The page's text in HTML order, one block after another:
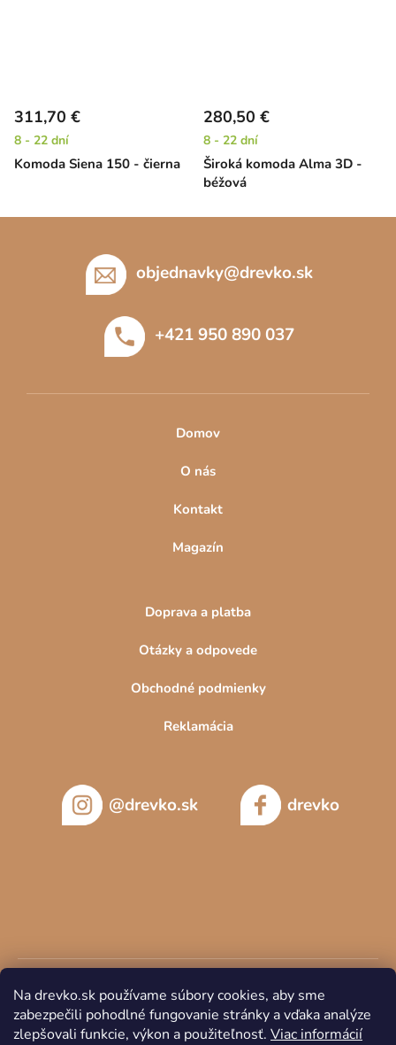
Na drevko.sk používame súbory cookies, aby sme
zabezpečili pohodlné fungovanie stránky a vďaka analýze
zlepšovali funkcie, výkon a použiteľnosť. Viac informácií
Komoda Siena 150 - čierna
311,70 €
8 - 22 dní
Široká komoda Alma 3D -
béžová
280,50 €
8 - 22 dní
objednavky@drevko.sk
+421 950 890 037
Domov
O nás
Kontakt
Magazín
Doprava a platba
Otázky a odpovede
Obchodné podmienky
Reklamácia
@drevko.sk drevko